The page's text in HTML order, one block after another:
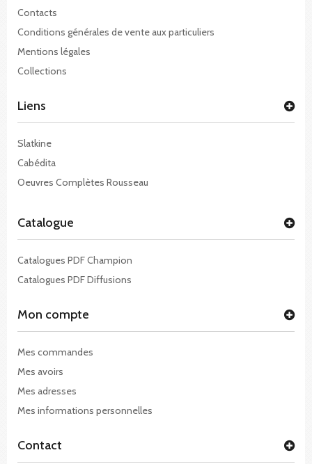
Contacts
Conditions générales de vente aux particuliers
Mentions légales
Collections
Liens
Slatkine
Cabédita
Oeuvres Complètes Rousseau
Catalogue
Catalogues PDF Champion
Catalogues PDF Diffusions
Mon compte
Mes commandes
Mes avoirs
Mes adresses
Mes informations personnelles
Contact